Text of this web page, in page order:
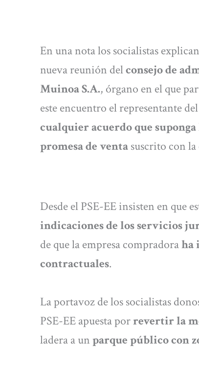
En una nota los socialistas
nueva reunión delconsejo de
Muinoa S.A., órgano en el que
este encuentro el representante
cualquier acuerdo que
promesa de ventasuscrito con
Desde el PSE-EE insisten en que
indicaciones de los servicios
de que la empresa compradoraha
contractuales.
La portavoz de los socialistas
PSE-EE apuesta porrevertir la
ladera a un parque público con